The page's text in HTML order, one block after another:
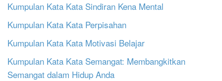
Kumpulan Kata Kata Sindiran Kena Mental
Kumpulan Kata Kata Perpisahan
Kumpulan Kata Kata Motivasi Belajar
Kumpulan Kata Kata Semangat: Membangkitkan
Semangat dalam Hidup Anda